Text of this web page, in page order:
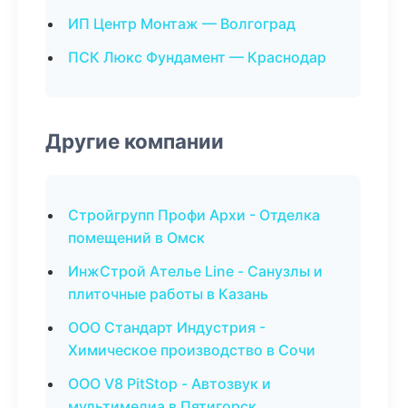
ИП Центр Монтаж — Волгоград
ПСК Люкс Фундамент — Краснодар
Другие компании
Стройгрупп Профи Архи - Отделка
помещений в Омск
ИнжСтрой Ателье Line - Санузлы и
плиточные работы в Казань
ООО Стандарт Индустрия -
Химическое производство в Сочи
ООО V8 PitStop - Автозвук и